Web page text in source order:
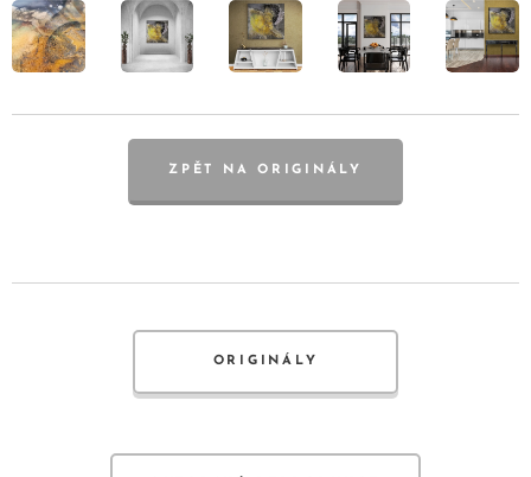
ZPĚT NA ORIGINÁLY
ORIGINÁLY